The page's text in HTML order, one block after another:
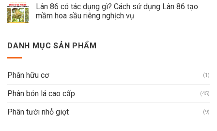
Lân 86 có tác dụng gì? Cách sử dụng Lân 86 tạo
mầm hoa sầu riêng nghịch vụ
DANH MỤC SẢN PHẨM
Phân hữu cơ (1)
Phân bón lá cao cấp (45)
Phân tưới nhỏ giọt (9)